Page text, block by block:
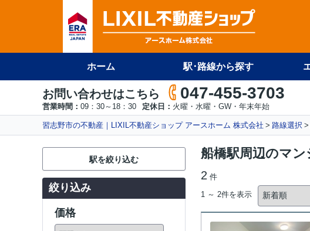
ホーム 駅･路線から探す
お問い合わせはこちら 047-455-3703
営業時間： 09：30～18：30 定休日： 火曜・水曜・GW・年末年始
習志野市の不動産｜LIXIL不動産ショップ アースホーム 株式会社 路線選択
船橋駅周辺のマ
2 件
1 ～ 2件を表示
駅を絞り込む
絞り込み
価格